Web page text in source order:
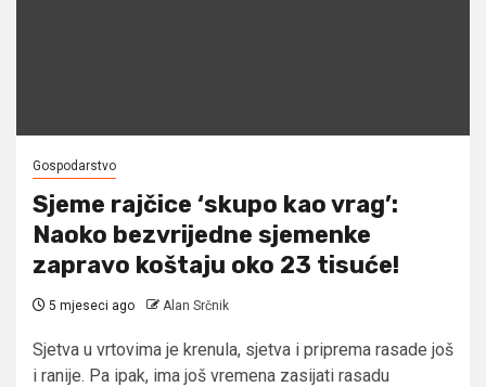
Gospodarstvo
Sjeme rajčice ‘skupo kao vrag’:
Naoko bezvrijedne sjemenke
zapravo koštaju oko 23 tisuće!
5 mjeseci ago Alan Srčnik
Sjetva u vrtovima je krenula, sjetva i priprema rasade još
i ranije. Pa ipak, ima još vremena zasijati rasadu